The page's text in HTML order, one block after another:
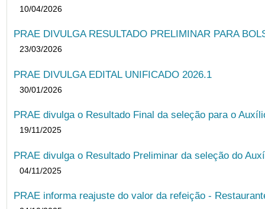
10/04/2026
PRAE DIVULGA RESULTADO PRELIMINAR PARA
23/03/2026
PRAE DIVULGA EDITAL UNIFICADO 2026.1
30/01/2026
PRAE divulga o Resultado Final da seleção para o
19/11/2025
PRAE divulga o Resultado Preliminar da seleção do
04/11/2025
PRAE informa reajuste do valor da refeição -